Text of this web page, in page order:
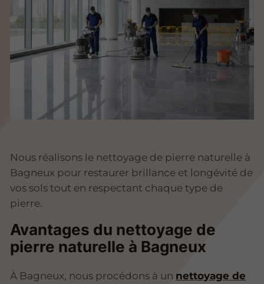
Nous réalisons le nettoyage de pierre naturelle à
Bagneux pour restaurer brillance et longévité de
vos sols tout en respectant chaque type de
pierre.
Avantages du nettoyage de
pierre naturelle à Bagneux
À Bagneux, nous procédons à un nettoyage de